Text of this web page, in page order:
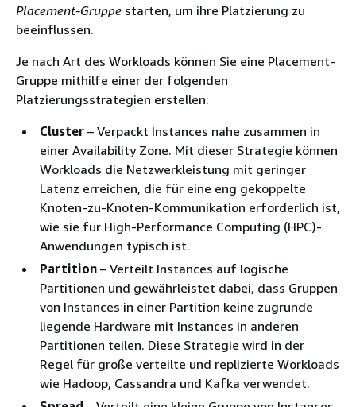
Placement-Gruppe starten, um ihre Platzierung zu
beeinflussen.
Je nach Art des Workloads können Sie eine Placement-
Gruppe mithilfe einer der folgenden
Platzierungsstrategien erstellen:
Cluster – Verpackt Instances nahe zusammen in
einer Availability Zone. Mit dieser Strategie können
Workloads die Netzwerkleistung mit geringer
Latenz erreichen, die für eine eng gekoppelte
Knoten-zu-Knoten-Kommunikation erforderlich ist,
wie sie für High-Performance Computing (HPC)-
Anwendungen typisch ist.
Partition – Verteilt Instances auf logische
Partitionen und gewährleistet dabei, dass Gruppen
von Instances in einer Partition keine zugrunde
liegende Hardware mit Instances in anderen
Partitionen teilen. Diese Strategie wird in der
Regel für große verteilte und replizierte Workloads
wie Hadoop, Cassandra und Kafka verwendet.